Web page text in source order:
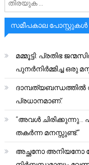
സമീപകാല പോസ്റ്റുകൾ
മമ്മൂട്ടി: പ്രതിഭ
പുനർനിർമ്മിച്ച ഒരു
പ്രധാനമാണ്.
“അവൾ ചിരിക്കുന്നു…
തകർന്ന മനസ്സുണ്ട്.”
അച്ഛനോ അനിയനോ